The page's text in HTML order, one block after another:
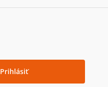
Prihlásiť